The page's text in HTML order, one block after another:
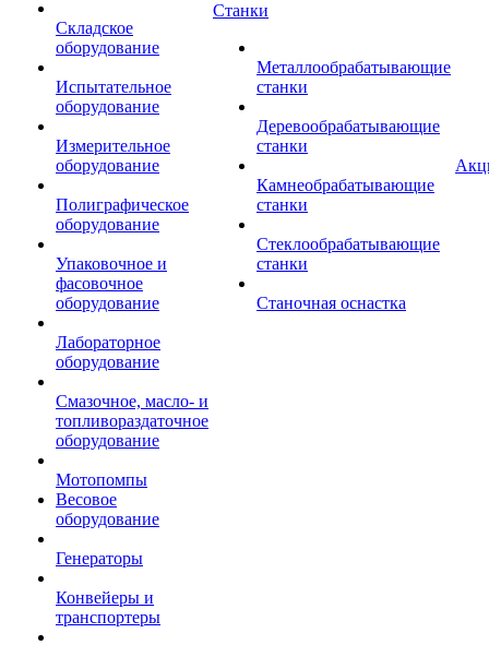
Складское
оборудование
Испытательное
оборудование
Измерительное
оборудование
Полиграфическое
оборудование
Упаковочное и
фасовочное
оборудование
Лабораторное
оборудование
Смазочное, масло- и
топливораздаточное
оборудование
Мотопомпы
Весовое
оборудование
Генераторы
Конвейеры и
транспортеры
Станки
Металлообрабатывающие
станки
Деревообрабатывающие
станки
Камнеобрабатывающие
станки
Стеклообрабатывающие
станки
Станочная оснастка